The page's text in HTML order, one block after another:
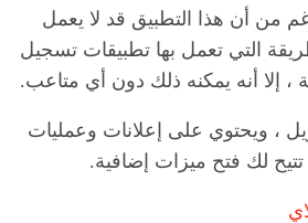
من أن هذا التطبيق قد لا يعمل
التي تعمل بها تطبيقات تسجيل
، إلا أنه يمكنه ذلك دون أي متاعب.
، ويحتوي على إعلانات وعمليات
لك فتح ميزات إضافية.